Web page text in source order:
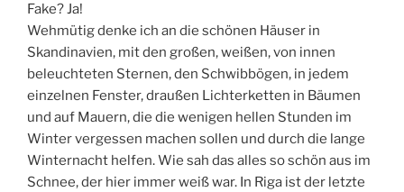
Fake? Ja!
Wehmütig denke ich an die schönen Häuser in
Skandinavien, mit den großen, weißen, von innen
beleuchteten Sternen, den Schwibbögen, in jedem
einzelnen Fenster, draußen Lichterketten in Bäumen
und auf Mauern, die die wenigen hellen Stunden im
Winter vergessen machen sollen und durch die lange
Winternacht helfen. Wie sah das alles so schön aus im
Schnee, der hier immer weiß war. In Riga ist der letzte